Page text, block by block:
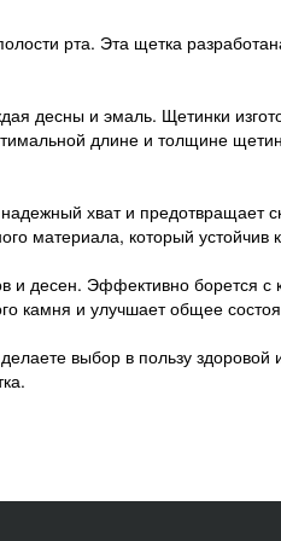
рта. Эта щетка
десны и эмаль. Щетинки
длине и толщине
хват и предотвращает
материала, который
и десен. Эффективно борется
камня и улучшает общее
выбор в пользу здоровой